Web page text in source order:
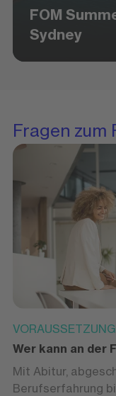
FOM
Sydney
Fragen zum
Wer kann an der
Mit Abitur,
Berufserfahrung